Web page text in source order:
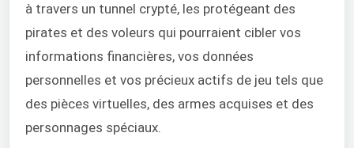
à travers un tunnel crypté, les protégeant des
pirates et des voleurs qui pourraient cibler vos
informations financières, vos données
personnelles et vos précieux actifs de jeu tels que
des pièces virtuelles, des armes acquises et des
personnages spéciaux.